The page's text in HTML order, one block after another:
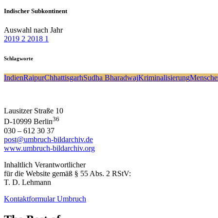
Indischer Subkontinent
Auswahl nach Jahr
2019 2 2018 1
Schlagworte
IndienRaipurChhattisgarhSudha BharadwajKriminalisierung
Lausitzer Straße 10
D-10999 Berlin36
030 – 612 30 37
post@umbruch-bildarchiv.de
www.umbruch-bildarchiv.org
Inhaltlich Verantwortlicher
für die Website gemäß § 55 Abs. 2 RStV:
T. D. Lehmann
Kontaktformular Umbruch